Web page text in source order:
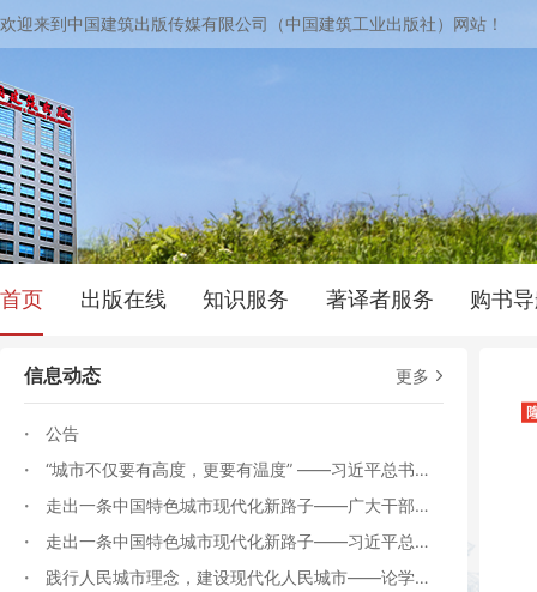
欢迎来到中国建筑出版传媒有限公司（中国建筑工业出版社）网站！
首页 出版在线 知识服务 著译者服务 购书
信息动态 更多
· 公告
·
人民城市理念引领城市发展
·
众认真学习领会中央城市工作会议精神
·
记重要讲话为做好新时代新征程的城市工作提供根本遵循
·